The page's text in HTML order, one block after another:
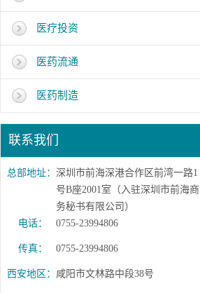
医疗投资
医药流通
医药制造
联系我们
总部地址： 深圳市前海深港合作区前湾一路1
号B座2001室（入驻深圳市前海商
务秘书有限公司）
电话：
0755-23994806
传真： 0755-23994806
西安地区： 咸阳市文林路中段38号